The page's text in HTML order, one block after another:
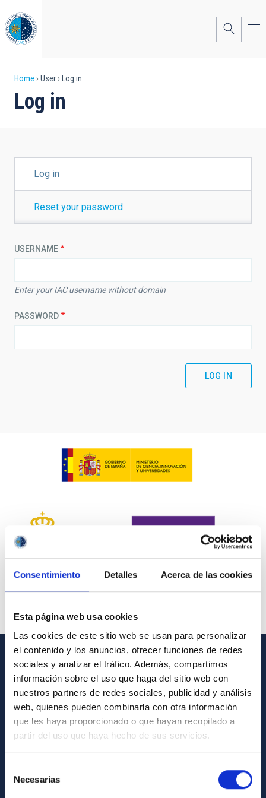
Consentimiento Detalles Acerca de las cookies
Esta página web usa cookies
Las cookies de este sitio web se usan para personalizar
el contenido y los anuncios, ofrecer funciones de redes
sociales y analizar el tráfico. Además, compartimos
información sobre el uso que haga del sitio web con
nuestros partners de redes sociales, publicidad y análisis
web, quienes pueden combinarla con otra información
que les haya proporcionado o que hayan recopilado a
partir del uso que haya hecho de sus servicios.
Necesarias
to
main
content
Breadcrumb
Home User Log in
Log in
TABSLog in
Reset your password
USERNAME
Enter your IAC username without domain
PASSWORD
GENERAL INFORMATION
Contact
How to get to the IAC
List of personnel
Library
General register